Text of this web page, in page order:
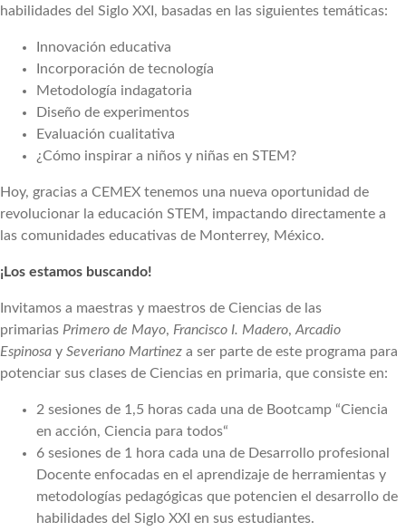
habilidades del Siglo XXI, basadas en las siguientes temáticas:
Innovación educativa
Incorporación de tecnología
Metodología indagatoria
Diseño de experimentos
Evaluación cualitativa
¿Cómo inspirar a niños y niñas en STEM?
Hoy, gracias a CEMEX tenemos una nueva oportunidad de
revolucionar la educación STEM, impactando directamente a
las comunidades educativas de Monterrey, México.
¡Los estamos buscando!
Invitamos a maestras y maestros de Ciencias de las
primarias Primero de Mayo, Francisco I. Madero, Arcadio
Espinosa y Severiano Martinez a ser parte de este programa para
potenciar sus clases de Ciencias en primaria, que consiste en:
2 sesiones de 1,5 horas cada una de Bootcamp “Ciencia
en acción, Ciencia para todos“
6 sesiones de 1 hora cada una de Desarrollo profesional
Docente enfocadas en el aprendizaje de herramientas y
metodologías pedagógicas que potencien el desarrollo de
habilidades del Siglo XXI en sus estudiantes.